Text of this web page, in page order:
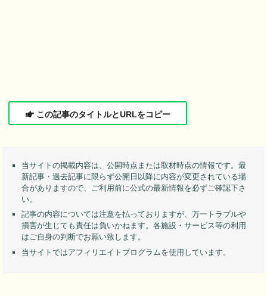
この記事のタイトルとURLをコピー
当サイトの掲載内容は、公開時点または取材時点の情報です。最
新記事・過去記事に限らず公開日以降に内容が変更されている場
合がありますので、ご利用前に公式の最新情報を必ずご確認下さ
い。
記事の内容については注意を払っておりますが、万一トラブルや
損害が生じても責任は負いかねます。各施設・サービス等の利用
はご自身の判断でお願い致します。
当サイトではアフィリエイトプログラムを使用しています。